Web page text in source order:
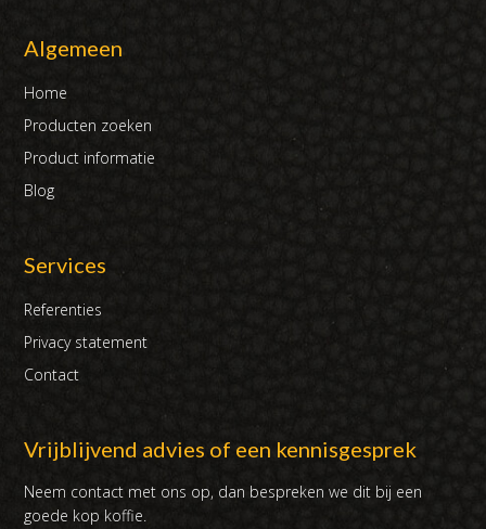
Algemeen
Home
Producten zoeken
Product informatie
Blog
Services
Referenties
Privacy statement
Contact
Vrijblijvend advies of een kennisgesprek
Neem contact met ons op, dan bespreken we dit bij een
goede kop koffie.